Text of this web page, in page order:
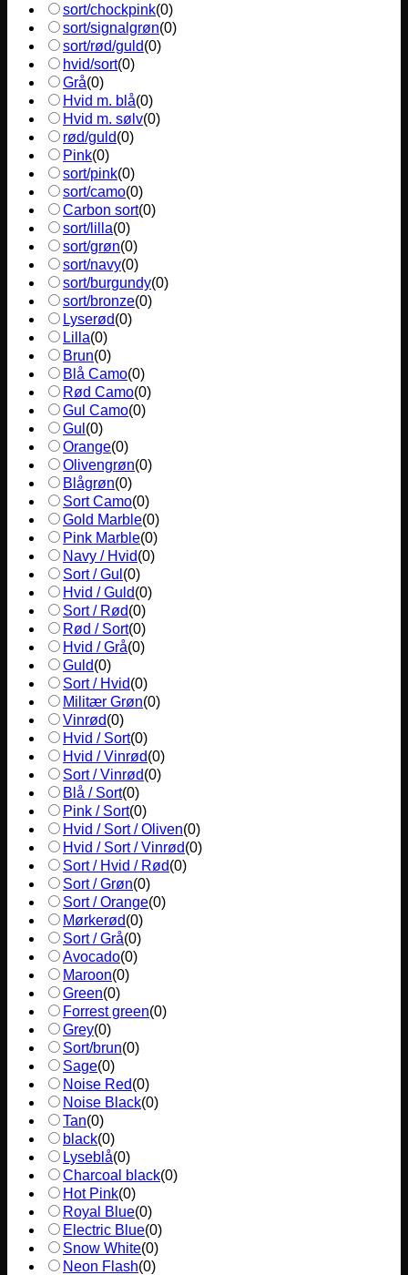
sort/chockpink(0)
sort/signalgrøn(0)
sort/rød/guld(0)
hvid/sort(0)
Grå(0)
Hvid m. blå(0)
Hvid m. sølv(0)
rød/guld(0)
Pink(0)
sort/pink(0)
sort/camo(0)
Carbon sort(0)
sort/lilla(0)
sort/grøn(0)
sort/navy(0)
sort/burgundy(0)
sort/bronze(0)
Lyserød(0)
Lilla(0)
Brun(0)
Blå Camo(0)
Rød Camo(0)
Gul Camo(0)
Gul (0)
Orange(0)
Olivengrøn(0)
Blågrøn(0)
Sort Camo(0)
Gold Marble(0)
Pink Marble(0)
Navy / Hvid(0)
Sort / Gul (0)
Hvid / Guld(0)
Sort / Rød(0)
Rød / Sort(0)
Hvid / Grå(0)
Guld(0)
Sort / Hvid(0)
Militær Grøn(0)
Vinrød(0)
Hvid / Sort(0)
Hvid / Vinrød(0)
Sort / Vinrød(0)
Blå / Sort(0)
Pink / Sort(0)
Hvid / Sort / Oliven(0)
Hvid / Sort / Vinrød(0)
Sort / Hvid / Rød(0)
Sort / Grøn(0)
Sort / Orange(0)
Mørkerød(0)
Sort / Grå(0)
Avocado(0)
Maroon(0)
Green(0)
Forrest green(0)
Grey(0)
Sort/brun(0)
Sage(0)
Noise Red(0)
Noise Black(0)
Tan(0)
black(0)
Lyseblå(0)
Charcoal black(0)
Hot Pink(0)
Royal Blue(0)
Electric Blue(0)
Snow White(0)
Neon Flash(0)